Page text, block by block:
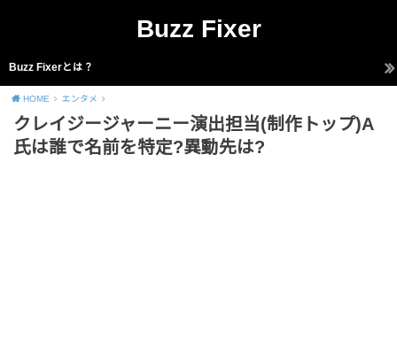
Buzz Fixer
Buzz Fixerとは？
HOME エンタメ
クレイジージャーニー演出担当(制作トップ)A
氏は誰で名前を特定?異動先は?